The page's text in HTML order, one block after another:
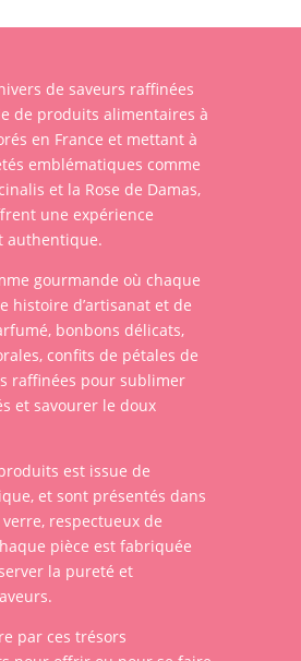
de saveurs raffinées
de produits alimentaires à
en France et mettant à
emblématiques comme
et la Rose de Damas,
une expérience
authentique.
gourmande où chaque
histoire d’artisanat et de
bonbons délicats,
confits de pétales de
raffinées pour sublimer
et savourer le doux
est issue de
et sont présentés dans
respectueux de
pièce est fabriquée
la pureté et
par ces trésors